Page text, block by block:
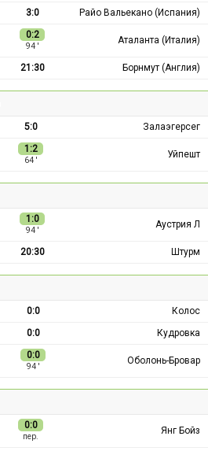
3:0 Райо Вальекано (Испания)
0:2
94 ′
Аталанта (Италия)
21:30 Борнмут (Англия)
5:0 Залаэгерсег
1:2
64 ′
Уйпешт
1:0
94 ′
Аустрия Л
20:30 Штурм
0:0
Колос
0:0 Кудровка
0:0
94 ′
Оболонь-Бровар
0:0
пер.
Янг Бойз